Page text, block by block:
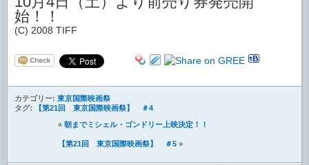
始！！
(C) 2008 TIFF
カテゴリー: 東京国際映画祭
タグ:
【第21回 東京国際映画祭】 ＃4
« 朝までミシェル・ゴンドリー上映決定！！
【第21回 東京国際映画祭】 ＃5 »